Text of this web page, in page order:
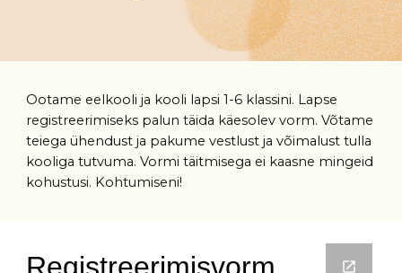
Ootame eelkooli ja kooli lapsi 1-6 klassini. Lapse
registreerimiseks palun täida käesolev vorm. Võtame
teiega ühendust ja pakume vestlust ja võimalust tulla
kooliga tutvuma. Vormi täitmisega ei kaasne mingeid
kohustusi. Kohtumiseni!